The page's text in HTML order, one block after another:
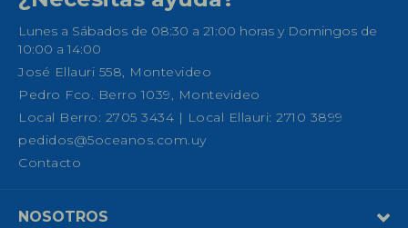
Lunes a Sábados de 08:30 a 21:00 horas y Domingos de
10:00 a 14:00
José Ellauri 558, Montevideo
Pedro Fco. Berro 1039, Montevideo
Local Berro: 2705 3434 | Local Ellauri: 2710 3899
pedidos@5oceanos.com.uy
Contacto
NOSOTROS